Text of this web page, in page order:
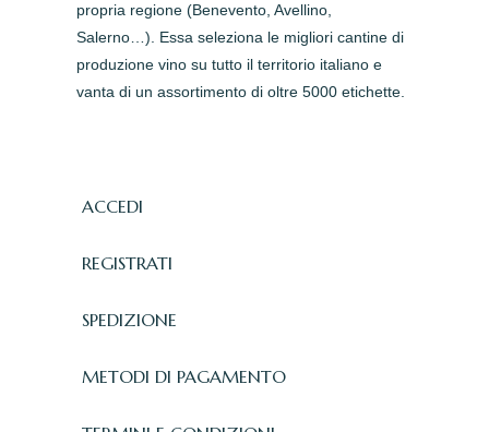
propria regione (Benevento, Avellino,
Salerno…). Essa seleziona le migliori cantine di
produzione vino su tutto il territorio italiano e
vanta di un assortimento di oltre 5000 etichette.
ACCEDI
REGISTRATI
SPEDIZIONE
METODI DI PAGAMENTO